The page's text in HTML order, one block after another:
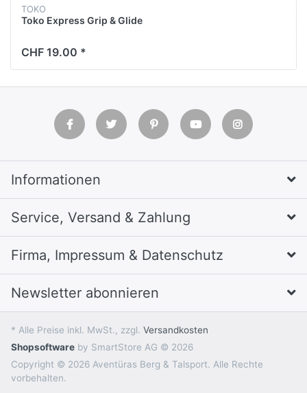
TOKO
Toko Express Grip & Glide
CHF 19.00 *
Informationen
Service, Versand & Zahlung
Firma, Impressum & Datenschutz
Newsletter abonnieren
* Alle Preise inkl. MwSt., zzgl. Versandkosten
Shopsoftware by SmartStore AG © 2026
Copyright © 2026 Aventüras Berg & Talsport. Alle Rechte
vorbehalten.